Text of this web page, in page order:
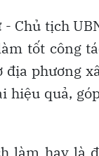
- Chủ tịch
tốt công
địa phương
hiệu quả,